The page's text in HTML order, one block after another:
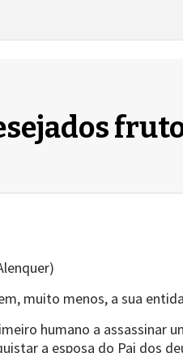
muito menos, a sua
humano a assassinar
a esposa do Pai dos